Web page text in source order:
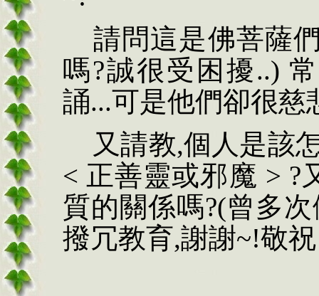
請問這是佛菩薩
嗎?誠很受困擾..)
誦...可是他們卻很慈
又請教,個人是該
< 正善靈或邪魔 > ?
質的關係嗎?(曾多
撥冗教育,謝謝~!敬